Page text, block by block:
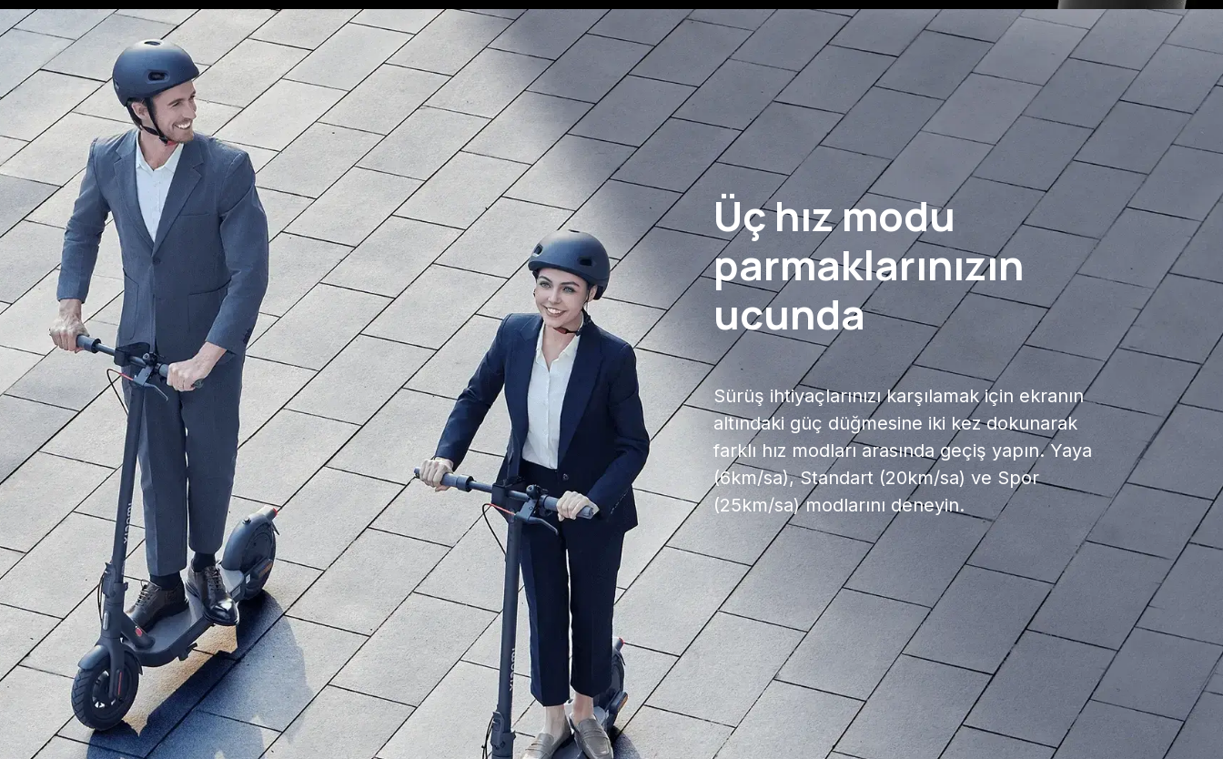
Üç hız modu
parmaklarınızın
ucunda
Sürüş ihtiyaçlarınızı karşılamak için ekranın
altındaki güç düğmesine iki kez dokunarak
farklı hız modları arasında geçiş yapın. Yaya
(6km/sa), Standart (20km/sa) ve Spor
(25km/sa) modlarını deneyin.